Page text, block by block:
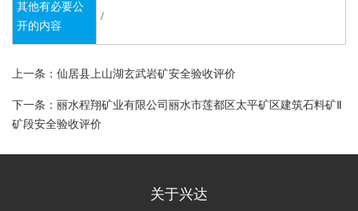
其他有必要公
开的内容
/
上一条：仙居县上山湖玄武岩矿安全验收评价
下一条：丽水程翔矿业有限公司丽水市莲都区太平矿区建筑石料矿Ⅱ
矿段安全验收评价
关于兴达